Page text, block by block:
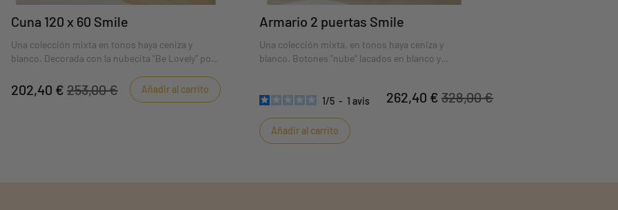
Cuna 120 x 60 Smile
Una colección mixta en tonos haya ceniza y
blanco. Decorada con la nubecita "Be Lovely" por
serenidad!
202,40 € 253,00 € Añadir al carrito
Armario 2 puertas Smile
Una colección mixta, en tonos haya ceniza y
blanco. Botones "nube" lacados en blanco y
1/5 - 1 avis 262,40 € 328,00 €
Añadir al carrito